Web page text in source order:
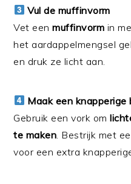
Vul de muffinvorm
Vet eenmuffinvorm in
het aardappelmengsel
en druk ze licht aan.
Maak een knapperige
Gebruik een vork om
te maken . Bestrijk met
voor een extra